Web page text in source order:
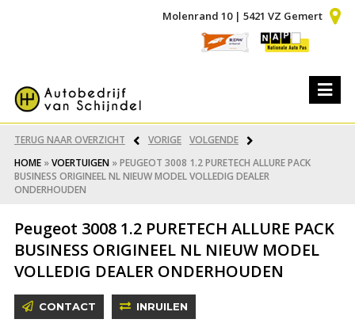
Molenrand 10 | 5421 VZ Gemert
TERUG NAAR OVERZICHT VORIGE VOLGENDE
HOME»VOERTUIGEN»PEUGEOT 3008 1.2 PURETECH ALLURE PACK
BUSINESS ORIGINEEL NL NIEUW MODEL VOLLEDIG DEALER
ONDERHOUDEN
Peugeot 3008 1.2 PURETECH ALLURE PACK
BUSINESS ORIGINEEL NL NIEUW MODEL
VOLLEDIG DEALER ONDERHOUDEN
CONTACT INRUILEN